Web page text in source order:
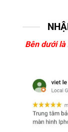
Bên dưới